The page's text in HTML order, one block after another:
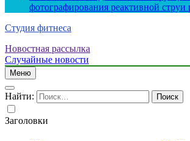
фотографирования реактивной струи
Студия фитнеса
Новостная рассылка
Случайные новости
Меню
Найти:
Заголовки